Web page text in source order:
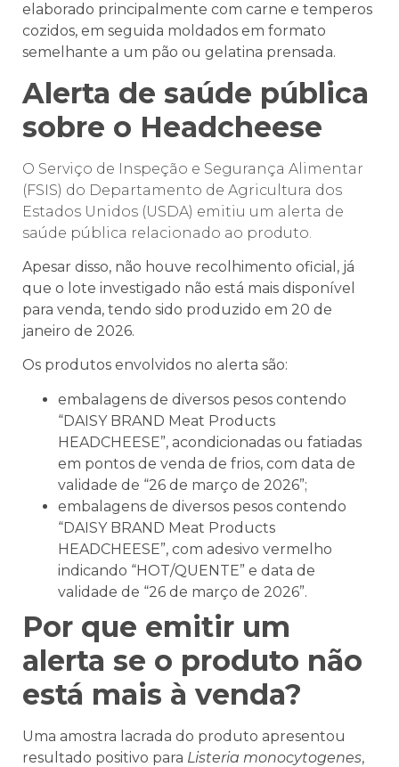
elaborado principalmente com carne e temperos
cozidos, em seguida moldados em formato
semelhante a um pão ou gelatina prensada.
Alerta de saúde pública
sobre o Headcheese
O Serviço de Inspeção e Segurança Alimentar
(FSIS) do Departamento de Agricultura dos
Estados Unidos (USDA) emitiu um alerta de
saúde pública relacionado ao produto.
Apesar disso, não houve recolhimento oficial, já
que o lote investigado não está mais disponível
para venda, tendo sido produzido em 20 de
janeiro de 2026.
Os produtos envolvidos no alerta são:
embalagens de diversos pesos contendo
“DAISY BRAND Meat Products
HEADCHEESE”, acondicionadas ou fatiadas
em pontos de venda de frios, com data de
validade de “26 de março de 2026”;
embalagens de diversos pesos contendo
“DAISY BRAND Meat Products
HEADCHEESE”, com adesivo vermelho
indicando “HOT/QUENTE” e data de
validade de “26 de março de 2026”.
Por que emitir um
alerta se o produto não
está mais à venda?
Uma amostra lacrada do produto apresentou
resultado positivo para Listeria monocytogenes,